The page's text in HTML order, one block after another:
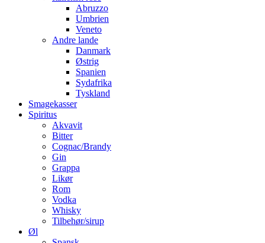
Abruzzo
Umbrien
Veneto
Andre lande
Danmark
Østrig
Spanien
Sydafrika
Tyskland
Smagekasser
Spiritus
Akvavit
Bitter
Cognac/Brandy
Gin
Grappa
Likør
Rom
Vodka
Whisky
Tilbehør/sirup
Øl